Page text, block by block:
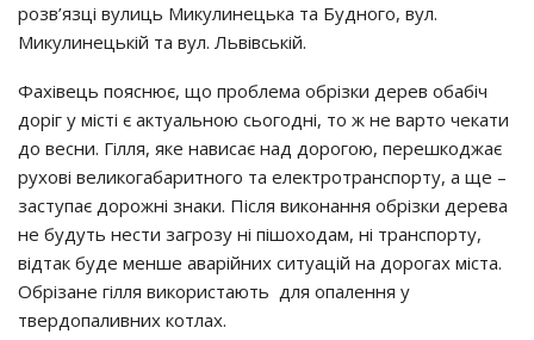
розв’язці вулиць Микулинецька та Будного, вул.
Микулинецькій та вул. Львівській.
Фахівець пояснює, що проблема обрізки дерев обабіч
доріг у місті є актуальною сьогодні, то ж не варто чекати
до весни. Гілля, яке нависає над дорогою, перешкоджає
рухові великогабаритного та електротранспорту, а ще –
заступає дорожні знаки. Після виконання обрізки дерева
не будуть нести загрозу ні пішоходам, ні транспорту,
відтак буде менше аварійних ситуацій на дорогах міста.
Обрізане гілля використають для опалення у
твердопаливних котлах.